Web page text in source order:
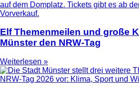
Elf Themenmeilen und große
Münster den NRW-Tag
Weiterlesen »